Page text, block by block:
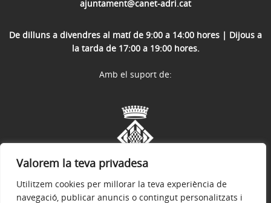
Valorem la teva privadesa
Utilitzem cookies per millorar la teva experiència de
navegació, publicar anuncis o contingut personalitzats i
ajuntament@canet-adri.cat
De dilluns a divendres al matí de 9:00 a 14:00 hores | Dijous a
la tarda de 17:00 a 19:00 hores.
Amb el suport de: